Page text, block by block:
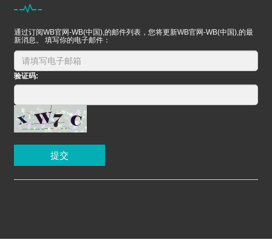
通过订阅WB官网-WB(中国),的邮件列表，您将更新WB官网-WB(中国),的最
新消息。 填写你的电子邮件：
验证码:
提交